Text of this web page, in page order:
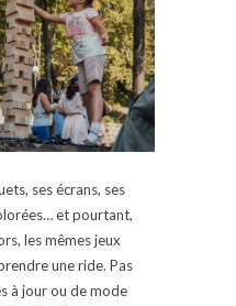
ses écrans, ses
et pourtant,
les mêmes jeux
une ride. Pas
à jour ou de mode